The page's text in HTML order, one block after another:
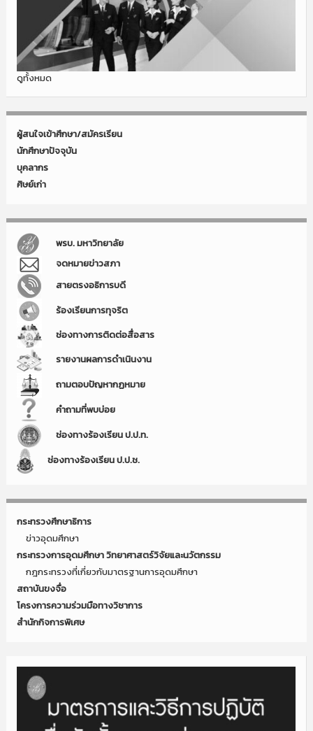
ดูทั้งหมด
ผู้สนใจเข้าศึกษา/สมัครเรียน
นักศึกษาปัจจุบัน
บุคลากร
ศิษย์เก่า
พรบ. มหาวิทยาลัย
จดหมายข่าวสภา
สายตรงอธิการบดี
ร้องเรียนการทุจริต
ช่องทางการติดต่อสื่อสาร
รายงานผลการดำเนินงาน
ถามตอบปัญหากฏหมาย
คำถามที่พบบ่อย
ช่องทางร้องเรียน ป.ป.ท.
ช่องทางร้องเรียน ป.ป.ช.
กระทรวงศึกษาธิการ
ข่าวอุดมศึกษา
กระทรวงการอุดมศึกษา วิทยาศาสตร์วิจัยและนวัตกรรม
กฎกระทรวงที่เกี่ยวกับมาตรฐานการอุดมศึกษา
สถาบันขงจื่อ
โครงการความร่วมมือทางวิชาการ
สำนักกิจการพิเศษ